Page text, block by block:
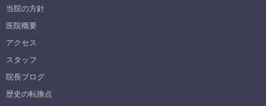
当院の方針
医院概要
アクセス
スタッフ
院長ブログ
歴史の転換点